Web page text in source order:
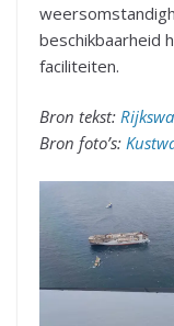
beschikbaarheid
faciliteiten.
Bron tekst:
Bron foto’s: